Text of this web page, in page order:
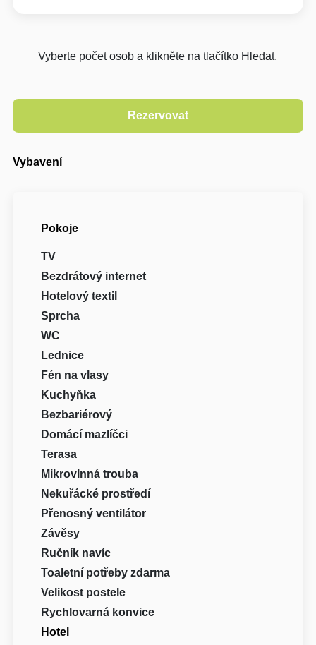
Vyberte počet osob a klikněte na tlačítko Hledat.
Vybavení
Pokoje
TV
Bezdrátový internet
Hotelový textil
Sprcha
WC
Lednice
Fén na vlasy
Kuchyňka
Bezbariérový
Domácí mazlíčci
Terasa
Mikrovlnná trouba
Nekuřácké prostředí
Přenosný ventilátor
Závěsy
Ručník navíc
Toaletní potřeby zdarma
Velikost postele
Rychlovarná konvice
Hotel